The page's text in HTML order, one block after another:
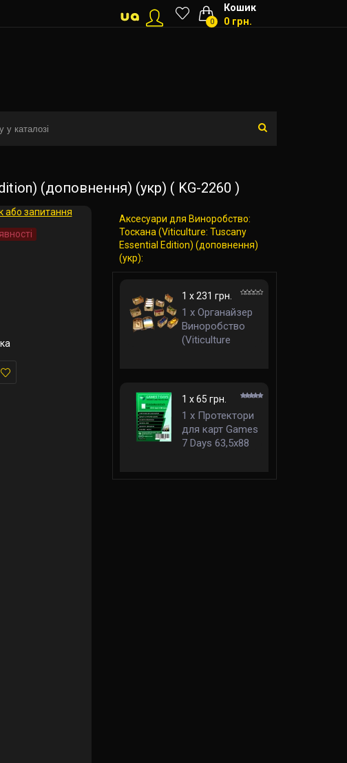
Кошик
0 0 грн.
(доповнення) (укр) ( KG-2260 )
або запитання
Аксесуари для Виноробство:
Тоскана (Viticulture: Tuscany
Essential Edition) (доповнення)
(укр):
1 x 231 грн.
1 x Органайзер
Виноробство
(Viticulture
1 x 65 грн.
1 x Протектори
для карт Games
7 Days 63,5x88